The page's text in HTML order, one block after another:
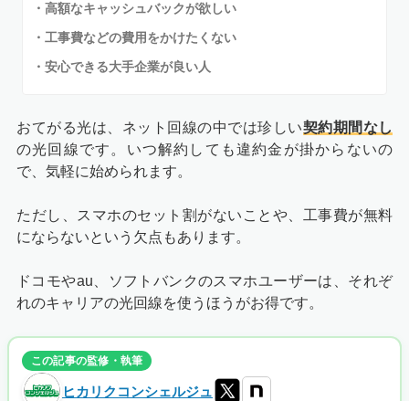
・ 高額なキャッシュバックが欲しい
・工事費などの費用をかけたくない
・安心できる大手企業が良い人
おてがる光は、ネット回線の中では珍しい契約期間なし
の光回線です。いつ解約しても違約金が掛からないの
で、気軽に始められます。
ただし、スマホのセット割がないことや、工事費が無料
にならないという欠点もあります。
ドコモやau、ソフトバンクのスマホユーザーは、それぞ
れのキャリアの光回線を使うほうがお得です。
この記事の監修・執筆
ヒカリクコンシェルジュ